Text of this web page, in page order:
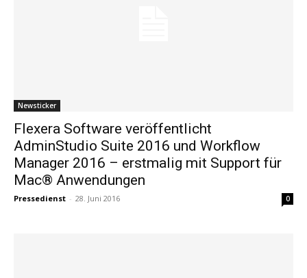
Newsticker
Flexera Software veröffentlicht
AdminStudio Suite 2016 und Workflow
Manager 2016 – erstmalig mit Support für
Mac® Anwendungen
Pressedienst - 28. Juni 2016 0